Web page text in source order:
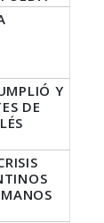
Y
DE